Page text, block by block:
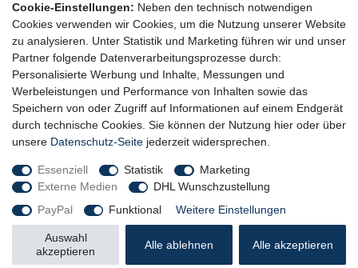
Widerrufsrecht
Bestellung widerrufen
Datenschutzerklärung
AGB
Impressum
Newsletter
Newsletter-Anmeldung
© Copyright 2026 Trainingsunterlagen24 GmbH. Alle Rechte vorbehalten.
Cookie-Einstellungen: Neben den technisch notwendigen
Cookies verwenden wir Cookies, um die Nutzung unserer Website
zu analysieren. Unter Statistik und Marketing führen wir und unser
Partner folgende Datenverarbeitungsprozesse durch:
Personalisierte Werbung und Inhalte, Messungen und
Werbeleistungen und Performance von Inhalten sowie das
Speichern von oder Zugriff auf Informationen auf einem Endgerät
durch technische Cookies. Sie können der Nutzung hier oder über
unsere Datenschutz-Seite jederzeit widersprechen.
Essenziell Statistik
Marketing
Externe Medien
DHL Wunschzustellung
PayPal
Funktional Weitere Einstellungen
Alle akzeptieren
Alle ablehnen
Auswahl
akzeptieren